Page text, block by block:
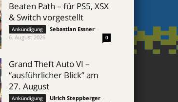
Beaten Path – für PS5, XSX
& Switch vorgestellt
Ankündigung Sebastian Essner
6. August 2026
0
Grand Theft Auto VI –
“ausführlicher Blick” am
27. August
Ankündigung Ulrich Steppberger